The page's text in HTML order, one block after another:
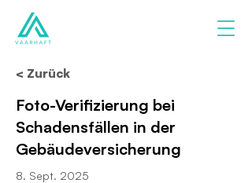
< Zurück
Foto-Verifizierung bei
Schadensfällen in der
Gebäudeversicherung
8. Sept. 2025